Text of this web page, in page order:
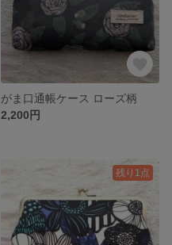
がま口通帳ケース ローズ柄
2,200円
残り1点